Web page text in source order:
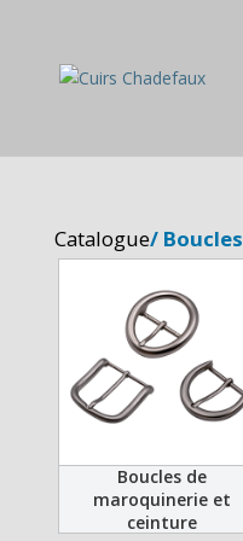
Catalogue/ Boucles
Boucles de
maroquinerie et
ceinture